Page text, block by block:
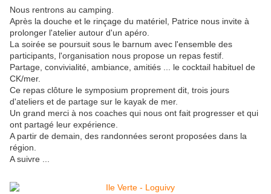
Nous rentrons au camping.
Après la douche et le rinçage du matériel, Patrice nous invite à
prolonger l'atelier autour d'un apéro.
La soirée se poursuit sous le barnum avec l'ensemble des
participants, l'organisation nous propose un repas festif.
Partage, convivialité, ambiance, amitiés ... le cocktail habituel de
CK/mer.
Ce repas clôture le symposium proprement dit, trois jours
d'ateliers et de partage sur le kayak de mer.
Un grand merci à nos coaches qui nous ont fait progresser et qui
ont partagé leur expérience.
A partir de demain, des randonnées seront proposées dans la
région.
A suivre ...